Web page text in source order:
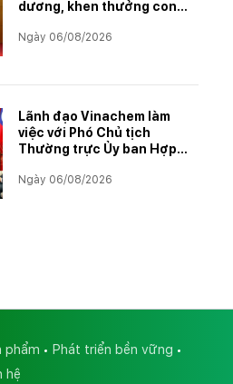
dương, khen thưởng con
học tập xuất sắc năm học
Ngày 06/08/2026
Lãnh đạo Vinachem làm
việc với Phó Chủ tịch
Thường trực Ủy ban Hợp
đẩy triển khai Dự án Kali
Ngày 06/08/2026
phẩm
Phát triển bền vững
hệ